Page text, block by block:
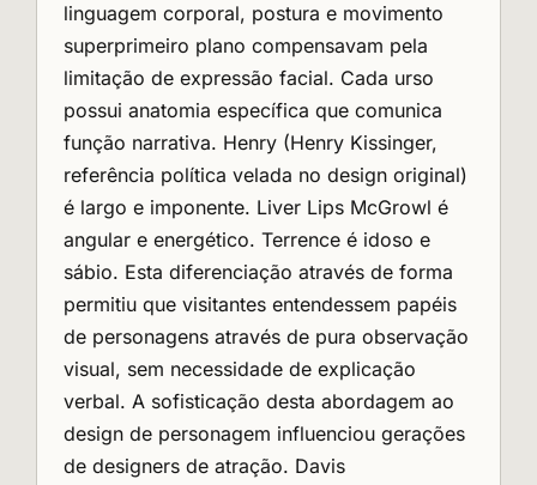
linguagem corporal, postura e movimento
superprimeiro plano compensavam pela
limitação de expressão facial. Cada urso
possui anatomia específica que comunica
função narrativa. Henry (Henry Kissinger,
referência política velada no design original)
é largo e imponente. Liver Lips McGrowl é
angular e energético. Terrence é idoso e
sábio. Esta diferenciação através de forma
permitiu que visitantes entendessem papéis
de personagens através de pura observação
visual, sem necessidade de explicação
verbal. A sofisticação desta abordagem ao
design de personagem influenciou gerações
de designers de atração. Davis